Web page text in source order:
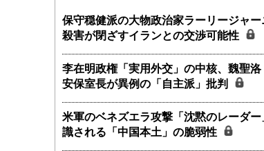
保守穏健派の大物政治家ラーリージャー
殺害が閉ざすイランとの交渉可能性
李在明政権「実用外交」の中核、魏聖洛
安保室長が異例の「自主派」批判
米軍のベネズエラ攻撃「沈黙のレーダー
識される「中国本土」の脆弱性